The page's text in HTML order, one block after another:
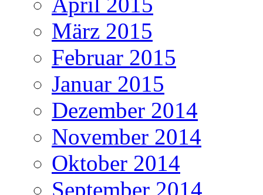
März 2015
Februar 2015
Januar 2015
Dezember 2014
November 2014
Oktober 2014
September 2014